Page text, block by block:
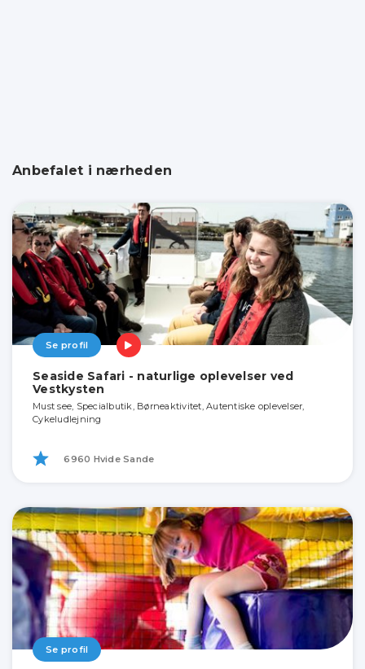
Anbefalet i nærheden
Se profil
Seaside Safari - naturlige oplevelser ved
Vestkysten
Must see, Specialbutik, Børneaktivitet, Autentiske oplevelser,
Cykeludlejning
6960 Hvide Sande
Se profil